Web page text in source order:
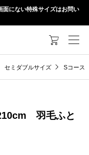
にない特殊サイズはお問い

セミダブルサイズ Sコース
羽毛ふと